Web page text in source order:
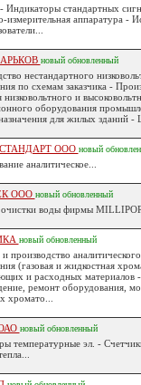
Индикаторы стандартных
измерительная аппаратура -
новый обновленный
нестандартного
по схемам заказчика -
низковольтного и
оборудования
для жилых зданий -
ООО новый
аналитическое...
ООО новый обновленный
воды фирмы
новый обновленный
производство
(газовая и жидкостная
и расходных материалов
ремонт оборудования,
хромато...
новый обновленный
температурные эл. -